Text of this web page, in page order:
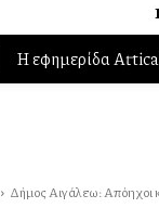
Νίκος Χαρδαλιάς:
Αττικής»
Δήμος Αιγάλεω: Απόηχοι